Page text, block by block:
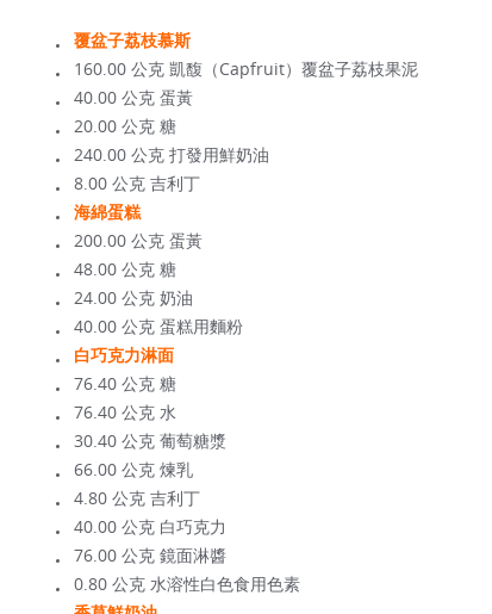
覆盆子荔枝慕斯
160.00 公克 凱馥（Capfruit）覆盆子荔枝果泥
40.00 公克 蛋黃
20.00 公克 糖
240.00 公克 打發用鮮奶油
8.00 公克 吉利丁
海綿蛋糕
200.00 公克 蛋黃
48.00 公克 糖
24.00 公克 奶油
40.00 公克 蛋糕用麵粉
白巧克力淋面
76.40 公克 糖
76.40 公克 水
30.40 公克 葡萄糖漿
66.00 公克 煉乳
4.80 公克 吉利丁
40.00 公克 白巧克力
76.00 公克 鏡面淋醬
0.80 公克 水溶性白色食用色素